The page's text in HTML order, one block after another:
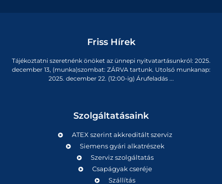
Friss Hírek
Tájékoztatni szeretnénk önöket az ünnepi nyitvatartásunkról: 2025.
december 13, (munka)szombat: ZÁRVA tartunk. Utolsó munkanap:
2025. december 22. (12:00-ig) Árufeladás ...
Szolgáltatásaink
ATEX szerint akkreditált szerviz
Siemens gyári alkatrészek
Szerviz szolgáltatás
Csapágyak cseréje
Szállítás